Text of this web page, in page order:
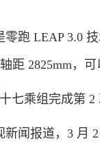
LEAP 3.0 技
距 2825mm，
乘组完成第 2
报道，3 月 2